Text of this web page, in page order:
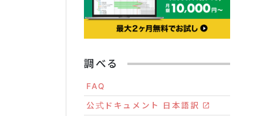
調べる
FAQ
公式ドキュメント 日本語訳